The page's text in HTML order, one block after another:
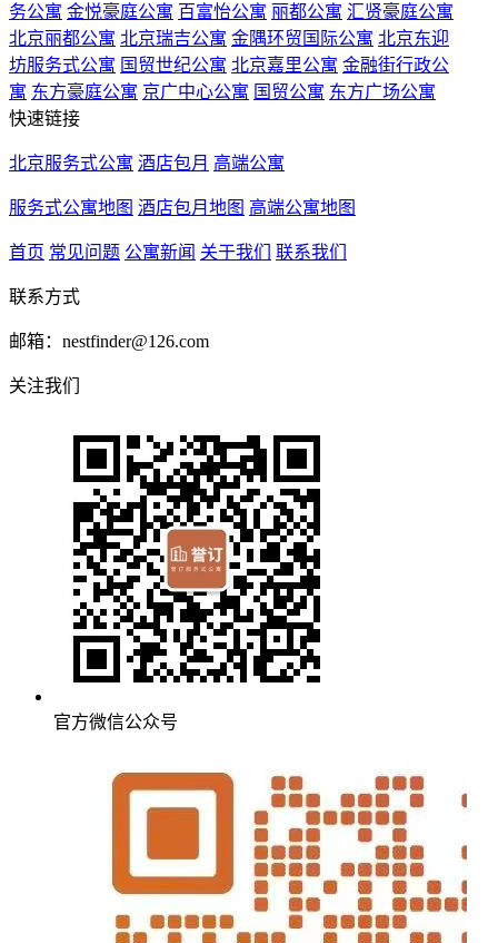
务公寓 金悦豪庭公寓 百富怡公寓 丽都公寓 汇贤豪庭公寓
北京丽都公寓 北京瑞吉公寓 金隅环贸国际公寓 北京东迎
坊服务式公寓 国贸世纪公寓 北京嘉里公寓 金融街行政公
寓 东方豪庭公寓 京广中心公寓 国贸公寓 东方广场公寓
快速链接
北京服务式公寓 酒店包月 高端公寓
服务式公寓地图 酒店包月地图 高端公寓地图
首页 常见问题 公寓新闻 关于我们 联系我们
联系方式
邮箱：nestfinder@126.com
关注我们
官方微信公众号